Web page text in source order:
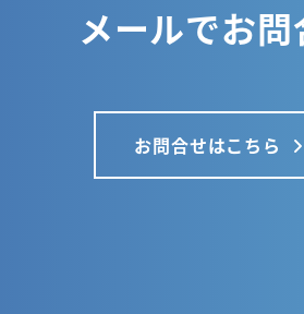
メールでお問
お問合せはこちら